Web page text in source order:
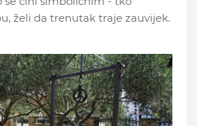
želi da trenutak traje zauvijek.